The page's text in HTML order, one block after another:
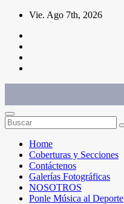
Saltar
contenido
Vie. Ago 7th, 2026
Home
Coberturas y Secciones
Contáctenos
Galerías Fotográficas
NOSOTROS
Ponle Música al Deporte